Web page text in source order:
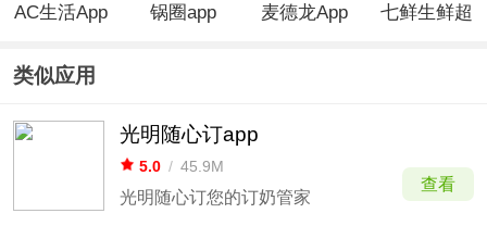
AC生活App 锅圈app 麦德龙App
七鲜生鲜超
类似应用
光明随心订app
5.0 / 45.9M
光明随心订您的订奶管家
查看